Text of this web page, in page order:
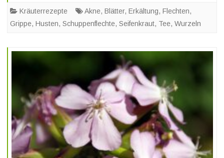
Kräuterrezepte Akne, Blätter, Erkältung, Flechten,
Grippe, Husten, Schuppenflechte, Seifenkraut, Tee, Wurzeln